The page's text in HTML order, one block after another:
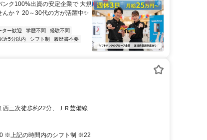
ク100%出資の安定企業で 大規
か？ 20～30代の方が活躍中✨
ター歓迎 学歴不問
経験不問
近5分以内 シフト制
履歴書不要
西三次徒歩約22分、ＪＲ芸備線
※上記の時間内のシフト制 ※22